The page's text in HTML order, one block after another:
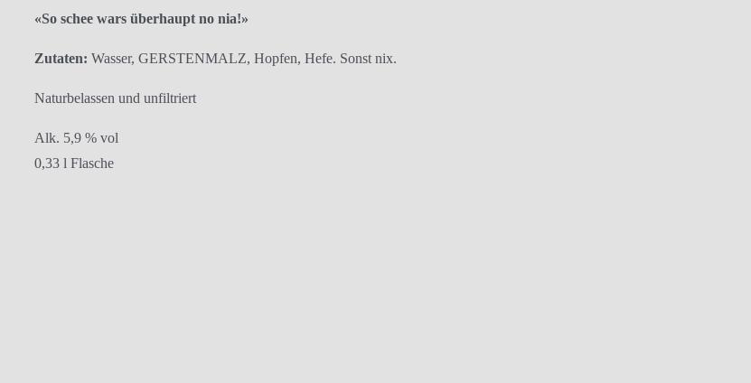
«So schee wars überhaupt no nia!»
Zutaten: Wasser, GERSTENMALZ, Hopfen, Hefe. Sonst nix.
Naturbelassen und unfiltriert
Alk. 5,9 % vol
0,33 l Flasche